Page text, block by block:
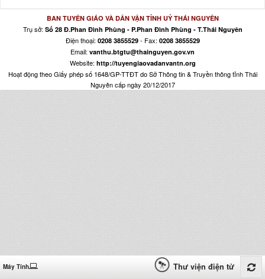
BAN TUYÊN GIÁO VÀ DÂN VẬN TỈNH UỶ THÁI NGUYÊN
Trụ sở: Số 28 Đ.Phan Đình Phùng - P.Phan Đình Phùng - T.Thái Nguyên
Điện thoại: 0208 3855529- Fax: 0208 3855529
Email: vanthu.btgtu@thainguyen.gov.vn
Website: http://tuyengiaovadanvantn.org
Hoạt động theo Giấy phép số 1648/GP-TTĐT do Sở Thông tin & Truyền thông tỉnh Thái
Nguyên cấp ngày 20/12/2017
Máy Tính Thư viện điện tử